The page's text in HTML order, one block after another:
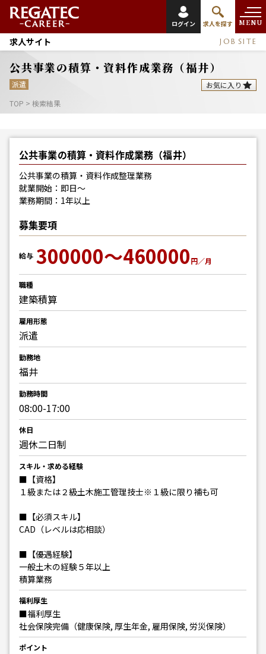
ログイン 求人を探す MENU
求人サイト JOB SITE
公共事業の積算・資料作成業務（福井）
派遣
お気に入り
TOP > 検索結果
公共事業の積算・資料作成業務（福井）
公共事業の積算・資料作成整理業務
就業開始：即日～
業務期間：1年以上
募集要項
給与 300000～460000円／月
職種
建築積算
雇用形態
派遣
勤務地
福井
勤務時間
08:00-17:00
休日
週休二日制
スキル・求める経験
■【資格】
１級または２級土木施工管理技士※１級に限り補も可
■【必須スキル】
CAD（レベルは応相談）
■【優遇経験】
一般土木の経験５年以上
積算業務
福利厚生
■福利厚生
社会保険完備（健康保険, 厚生年金, 雇用保険, 労災保険）
ポイント